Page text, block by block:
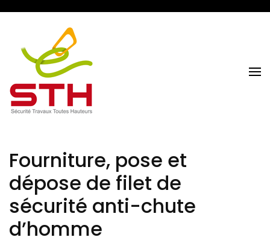
Fourniture, pose et
dépose de filet de
sécurité anti-chute
d’homme